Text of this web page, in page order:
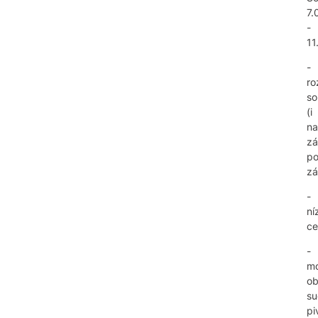
-
-
(i
na
-
-